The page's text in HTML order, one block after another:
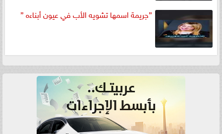
”جريمة اسمها تشويه الأب في عيون أبناءه ”